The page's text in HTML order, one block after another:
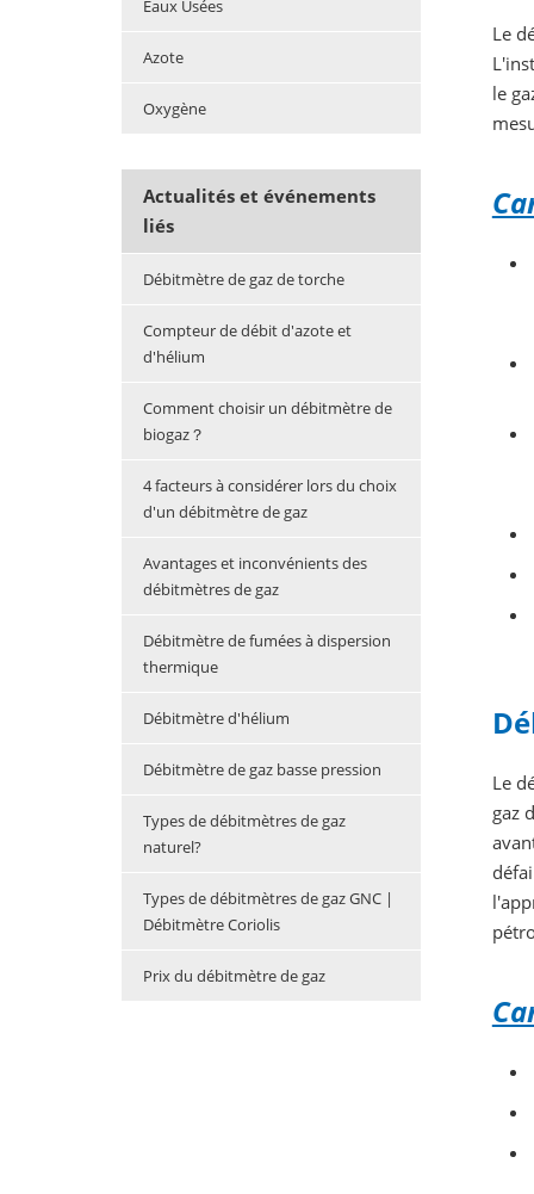
Eaux Usées
Azote
Oxygène
Actualités et événements
liés
Débitmètre de gaz de torche
Compteur de débit d'azote et
d'hélium
Comment choisir un débitmètre de
biogaz？
4 facteurs à considérer lors du choix
d'un débitmètre de gaz
Avantages et inconvénients des
débitmètres de gaz
Débitmètre de fumées à dispersion
thermique
Débitmètre d'hélium
Débitmètre de gaz basse pression
Types de débitmètres de gaz
naturel?
Types de débitmètres de gaz GNC |
Débitmètre Coriolis
Prix du débitmètre de gaz
Le
le
Le
gaz